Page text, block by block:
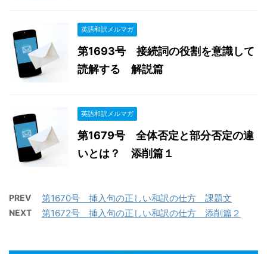
英語和訳メルマガ
第1693号 接続詞の役割を意識して
読解する 解説篇
英語和訳メルマガ
第1679号 全体否定と部分否定の違
いとは？ 添削篇１
PREV 第1670号 挿入句の正しい和訳の仕方 課題文
NEXT 第1672号 挿入句の正しい和訳の仕方 添削篇２